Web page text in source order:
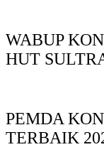
WABUP
HUT
PEMDA
TERBAIK